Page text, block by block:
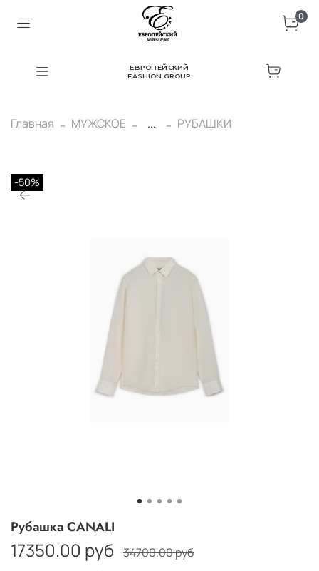
0
ЕВРОПЕЙСКИЙ
FASHION GROUP
Главная МУЖСКОЕ ... РУБАШКИ
-50%
Рубашка CANALI
17350.00 руб 34700.00 руб